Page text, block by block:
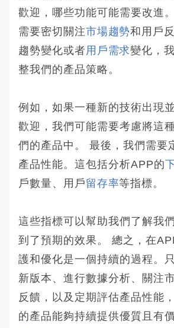
歡迎，哪些功能可能需要改進
需要密切關注市場趨勢和用戶
趨勢變化或者用戶需求變化，
整我們的產品策略。
例如，如果一種新的技術出現
歡迎，我們可能需要考慮將這
們的產品中。 最後，我們需要
產品性能。這包括分析APP的
戶數量、用戶留存率等指標。
這些指標可以幫助我們了解我
到了預期的效果。 總之，在
護和優化是一個持續的過程。
新版本、進行數據分析、關注
反饋，以及定期評估產品性能
的產品能夠持續提供優質且有